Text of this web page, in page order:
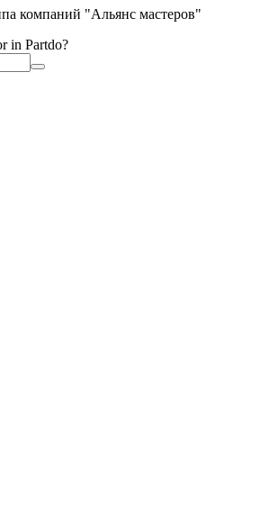
компаний "Альянс мастеров"
in Partdo?